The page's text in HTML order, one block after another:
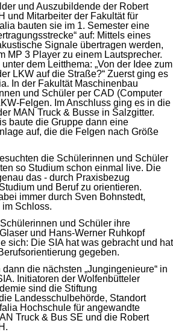
und Auszubildende der Robert
und Mitarbeiter der Fakultät für
bauten sie im 1. Semester eine
auf: Mittels eines
Signale übertragen werden,
MP 3 Player zu einem Lautsprecher.
dem Leitthema: „Von der Idee zum
LKW auf die Straße?“ Zuerst ging es
In der Fakultät Maschinenbau
und Schüler per CAD (Computer
Felgen. Im Anschluss ging es in die
MAN Truck & Busse in Salzgitter.
baute die Gruppe dann eine
auf, die die Felgen nach Größe
die Schülerinnen und Schüler
so Studium schon einmal live. Die
das - durch Praxisbezug
und Beruf zu orientieren.
immer durch Sven Bohnstedt,
im Schloss.
und Schüler ihre
und Hans-Werner Ruhkopf
sich: Die SIA hat was gebracht und hat
gegeben.
die nächsten „Jungingenieure“ in
Initiatoren der Wolfenbütteler
sind die Stiftung
Landesschulbehörde, Standort
Hochschule für angewandte
Truck & Bus SE und die Robert